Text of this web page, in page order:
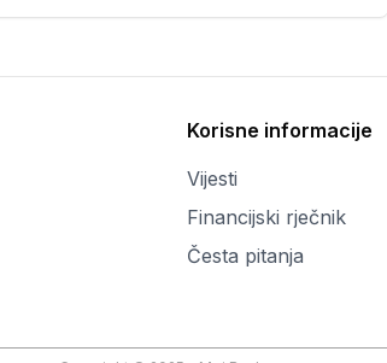
Korisne informacije
Vijesti
Financijski rječnik
Česta pitanja